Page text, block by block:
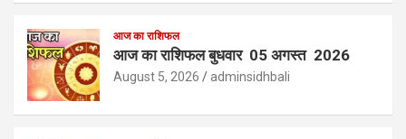
आज का राशिफल
आज का राशिफल बुधवार 05 अगस्त 2026
August 5, 2026 adminsidhbali